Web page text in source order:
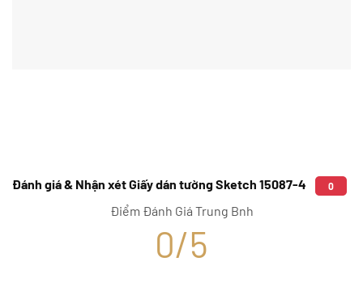
Đánh giá & Nhận xét Giấy dán tường Sketch 15087-4 0
Điểm Đánh Giá Trung Bnh
0/5